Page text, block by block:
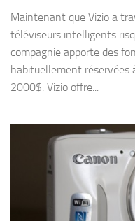
Maintenant que Vizio a
téléviseurs intelligents
compagnie apporte des
habituellement réservées
2000$. Vizio offre...